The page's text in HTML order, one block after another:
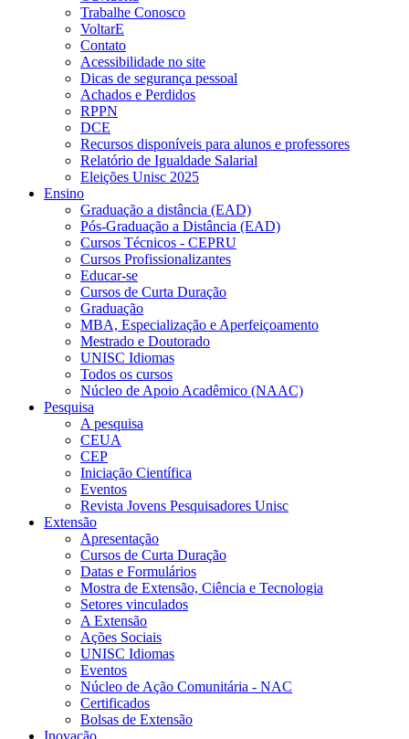
Trabalhe Conosco
VoltarE
Contato
Acessibilidade no site
Dicas de segurança pessoal
Achados e Perdidos
RPPN
DCE
Recursos disponíveis para alunos e professores
Relatório de Igualdade Salarial
Eleições Unisc 2025
Ensino
Graduação a distância (EAD)
Pós-Graduação a Distância (EAD)
Cursos Técnicos - CEPRU
Cursos Profissionalizantes
Educar-se
Cursos de Curta Duração
Graduação
MBA, Especialização e Aperfeiçoamento
Mestrado e Doutorado
UNISC Idiomas
Todos os cursos
Núcleo de Apoio Acadêmico (NAAC)
Pesquisa
A pesquisa
CEUA
CEP
Iniciação Científica
Eventos
Revista Jovens Pesquisadores Unisc
Extensão
Apresentação
Cursos de Curta Duração
Datas e Formulários
Mostra de Extensão, Ciência e Tecnologia
Setores vinculados
A Extensão
Ações Sociais
UNISC Idiomas
Eventos
Núcleo de Ação Comunitária - NAC
Certificados
Bolsas de Extensão
Inovação